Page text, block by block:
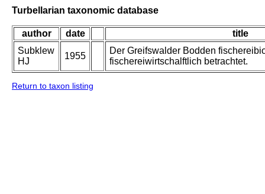
Turbellarian taxonomic database
author date
title
Subklew
HJ
1955
Der Greifswalder Bodden
fischereiwirtschalftlich betrachtet.
Return to taxon listing